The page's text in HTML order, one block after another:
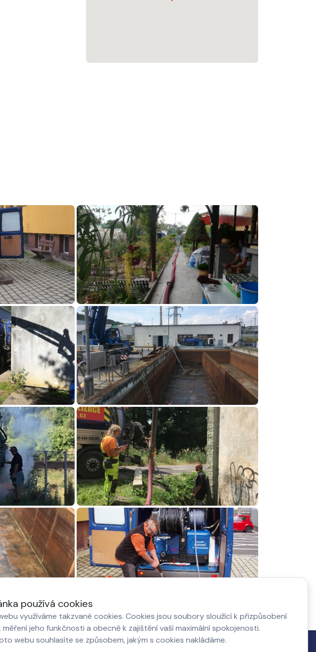
používá cookies
využíváme takzvané cookies. Cookies jsou soubory sloužící k přizpůsobení
jeho funkčnosti a obecně k zajištění vaší maximální spokojenosti.
webu souhlasíte se způsobem, jakým s cookies nakládáme.